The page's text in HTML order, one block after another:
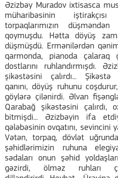
Əzizbəy Muradov ixtisasca
müharibəsinin
torpaqlarımızın
qoymuşdu. Hətta döyüş
düşmüşdü. Ermənilərdən
qarmonda, pianoda çalaraq
dostlarını ruhlandırmışdı.
şikəstəsini çalırdı... Şikəstə
qanını, döyüş ruhunu
göylərə çilənirdi. Əlvan
Qarabağ şikəstəsini çalırdı,
bitmişdi... Əzizbəyin ifa
qələbəsinin ovqatını, sevincini
Vətən, torpaq, dövlət
şəhidlərimizin ruhuna
sədaları onun şəhid
gəzirdi, ölməz ruhları